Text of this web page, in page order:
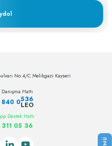
No:4/C Melikgazi Kayseri
Hattı
0536
LEO
Destek Hattı
05 36